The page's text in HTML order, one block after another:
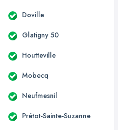
Doville
Glatigny 50
Houtteville
Mobecq
Neufmesnil
Prétot-Sainte-Suzanne